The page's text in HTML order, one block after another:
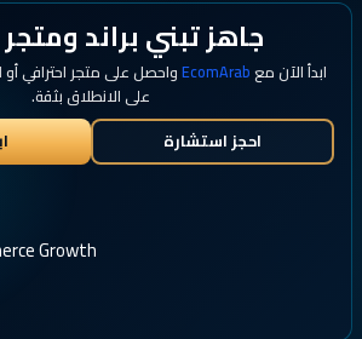
جاهز تبني براند ومتجر
ابدأ الآن معEcomArabواحصل على متجر احترافي
على الانطلاق بثقة.
احجز استشارة